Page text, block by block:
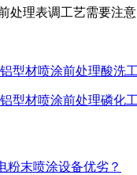
处理表调工艺需要注
型材喷涂前处理酸洗
型材喷涂前处理磷化
粉末喷涂设备优劣？